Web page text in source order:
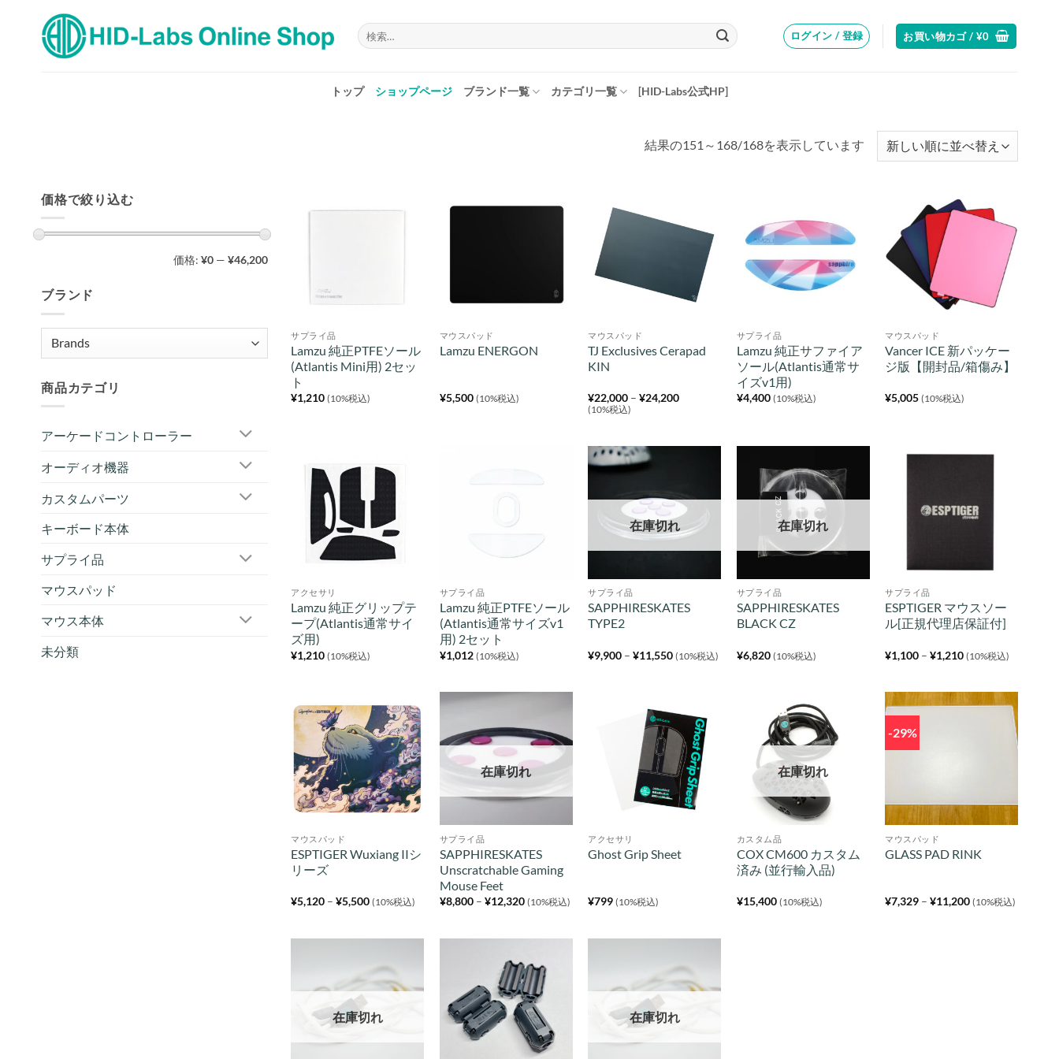
検
索
ログイン / 登録 お買い物カゴ / ¥0
トップ ショップページ ブランド一覧 カテゴリ一覧 [HID-Labs公式HP]
結果の151～168/168を表示しています新
価格で絞り込む
価格: ¥0— ¥46,200
ブランド
商品カテゴリ
アーケードコントローラー
オーディオ機器
カスタムパーツ
キーボード本体
サプライ品
マウスパッド
マウス本体
未分類
サプライ品
Lamzu 純正PTFEソール
(Atlantis Mini用) 2セッ
ト
¥1,210 (10%税込)
マウスパッド
Lamzu ENERGON
¥5,500 (10%税込)
マウスパッド
TJ Exclusives Cerapad
KIN
¥22,000 –¥24,200価
(10%税込)
サプライ品
Lamzu 純正サファイア
ソール(Atlantis通常サ
イズv1用)
¥4,400 (10%税込)
マウスパッド
Vancer ICE 新パッケー
ジ版【開封品/箱傷み】
¥5,005 (10%税込)
アクセサリ
Lamzu 純正グリップテ
ープ(Atlantis通常サイ
ズ用)
¥1,210 (10%税込)
サプライ品
Lamzu 純正PTFEソール
(Atlantis通常サイズv1
用) 2セット
¥1,012 (10%税込)
在庫切れ
サプライ品
SAPPHIRESKATES
TYPE2
¥9,900 –¥11,550価
格
¥11,550
(10%税込)
在庫切れ
サプライ品
SAPPHIRESKATES
BLACK CZ
¥6,820 (10%税込)
サプライ品
ESPTIGER マウスソー
ル[正規代理店保証付]
¥1,100 –¥1,210価
格
¥1,210
(10%税込)
マウスパッド
ESPTIGER Wuxiang IIシ
リーズ
¥5,120 –¥5,500価
格
(10%税込)
在庫切れ
サプライ品
SAPPHIRESKATES
Unscratchable Gaming
Mouse Feet
¥8,800 – ¥12,320価
格
(10%税込)
アクセサリ
Ghost Grip Sheet
¥799 (10%税込)
在庫切れ
カスタム品
COX CM600 カスタム
済み (並行輸入品)
¥15,400 (10%税込)
-29%
マウスパッド
GLASS PAD RINK
¥7,329 –¥11,200価
格
(10%税込)
在庫切れ 在庫切れ